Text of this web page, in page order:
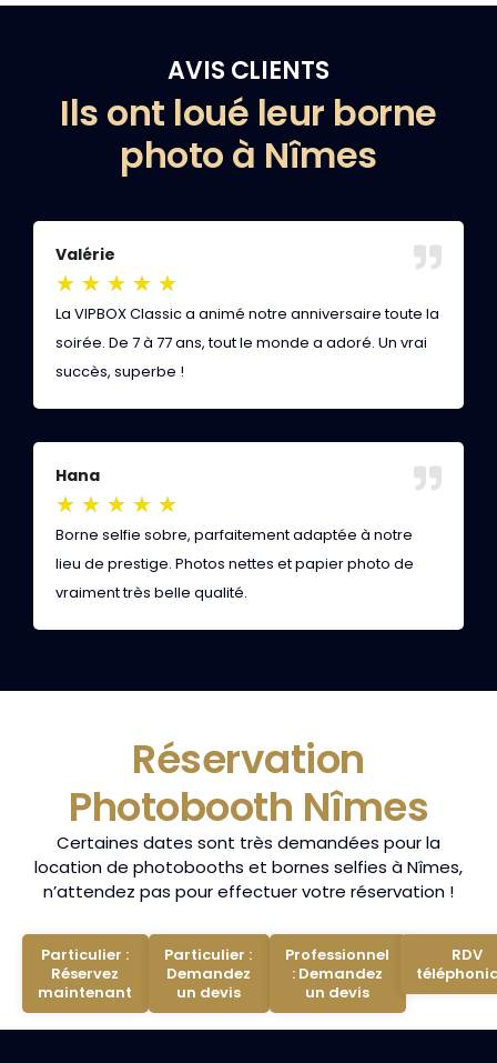
AVIS CLIENTS
Ils ont loué leur borne
photo à Nîmes
Valérie
★ ★ ★ ★ ★
La VIPBOX Classic a animé notre anniversaire toute la
soirée. De 7 à 77 ans, tout le monde a adoré. Un vrai
succès, superbe !
Hana
★ ★ ★ ★ ★
Borne selfie sobre, parfaitement adaptée à notre
lieu de prestige. Photos nettes et papier photo de
vraiment très belle qualité.
Réservation
Photobooth Nîmes
Certaines dates sont très demandées pour la
location de photobooths et bornes selfies à Nîmes,
n’attendez pas pour effectuer votre réservation !
Particulier :
Réservez
maintenant
Particulier :
Demandez
un devis
Professionnel
: Demandez
un devis
RDV